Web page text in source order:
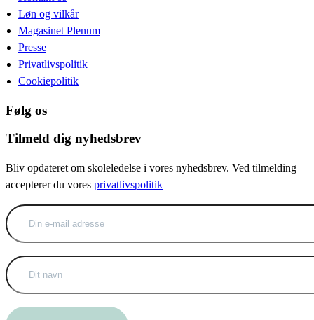
Løn og vilkår
Magasinet Plenum
Presse
Privatlivspolitik
Cookiepolitik
Følg os
Tilmeld dig nyhedsbrev
Bliv opdateret om skoleledelse i vores nyhedsbrev. Ved tilmelding
accepterer du vores privatlivspolitik